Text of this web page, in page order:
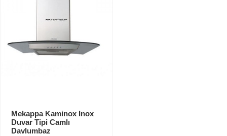
Mekappa Kaminox Inox
Duvar Tipi Camlı
Davlumbaz